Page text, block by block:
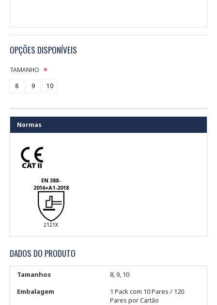
OPÇÕES DISPONÍVEIS
TAMANHO
8
9 10
Normas
EN 388-
2016+A1-2018
2121X
DADOS DO PRODUTO
Tamanhos
8, 9, 10
Embalagem
1 Pack com 10 Pares / 120
Pares por Cartão